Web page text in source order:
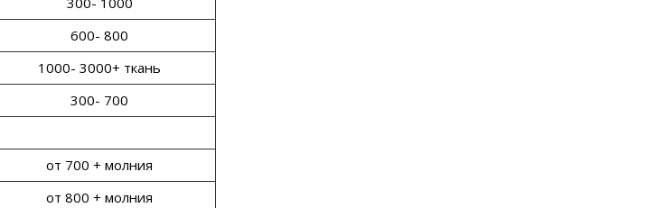
600- 800
1000- 3000+ ткань
300- 700
от 700 + молния
от 800 + молния